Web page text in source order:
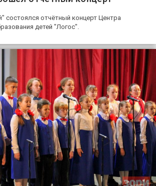
состоялся отчётный концерт Центра
детей "Логос".